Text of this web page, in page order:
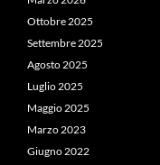
Ottobre 2025
Settembre 2025
Agosto 2025
Luglio 2025
Maggio 2025
Marzo 2023
Giugno 2022